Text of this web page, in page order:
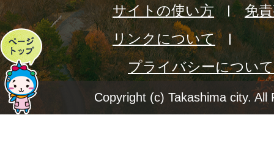
ペ
ー
ジ
サイトの使い方
免
リンクについて
プライバシーについて
Copyright (c) Takashima city. All